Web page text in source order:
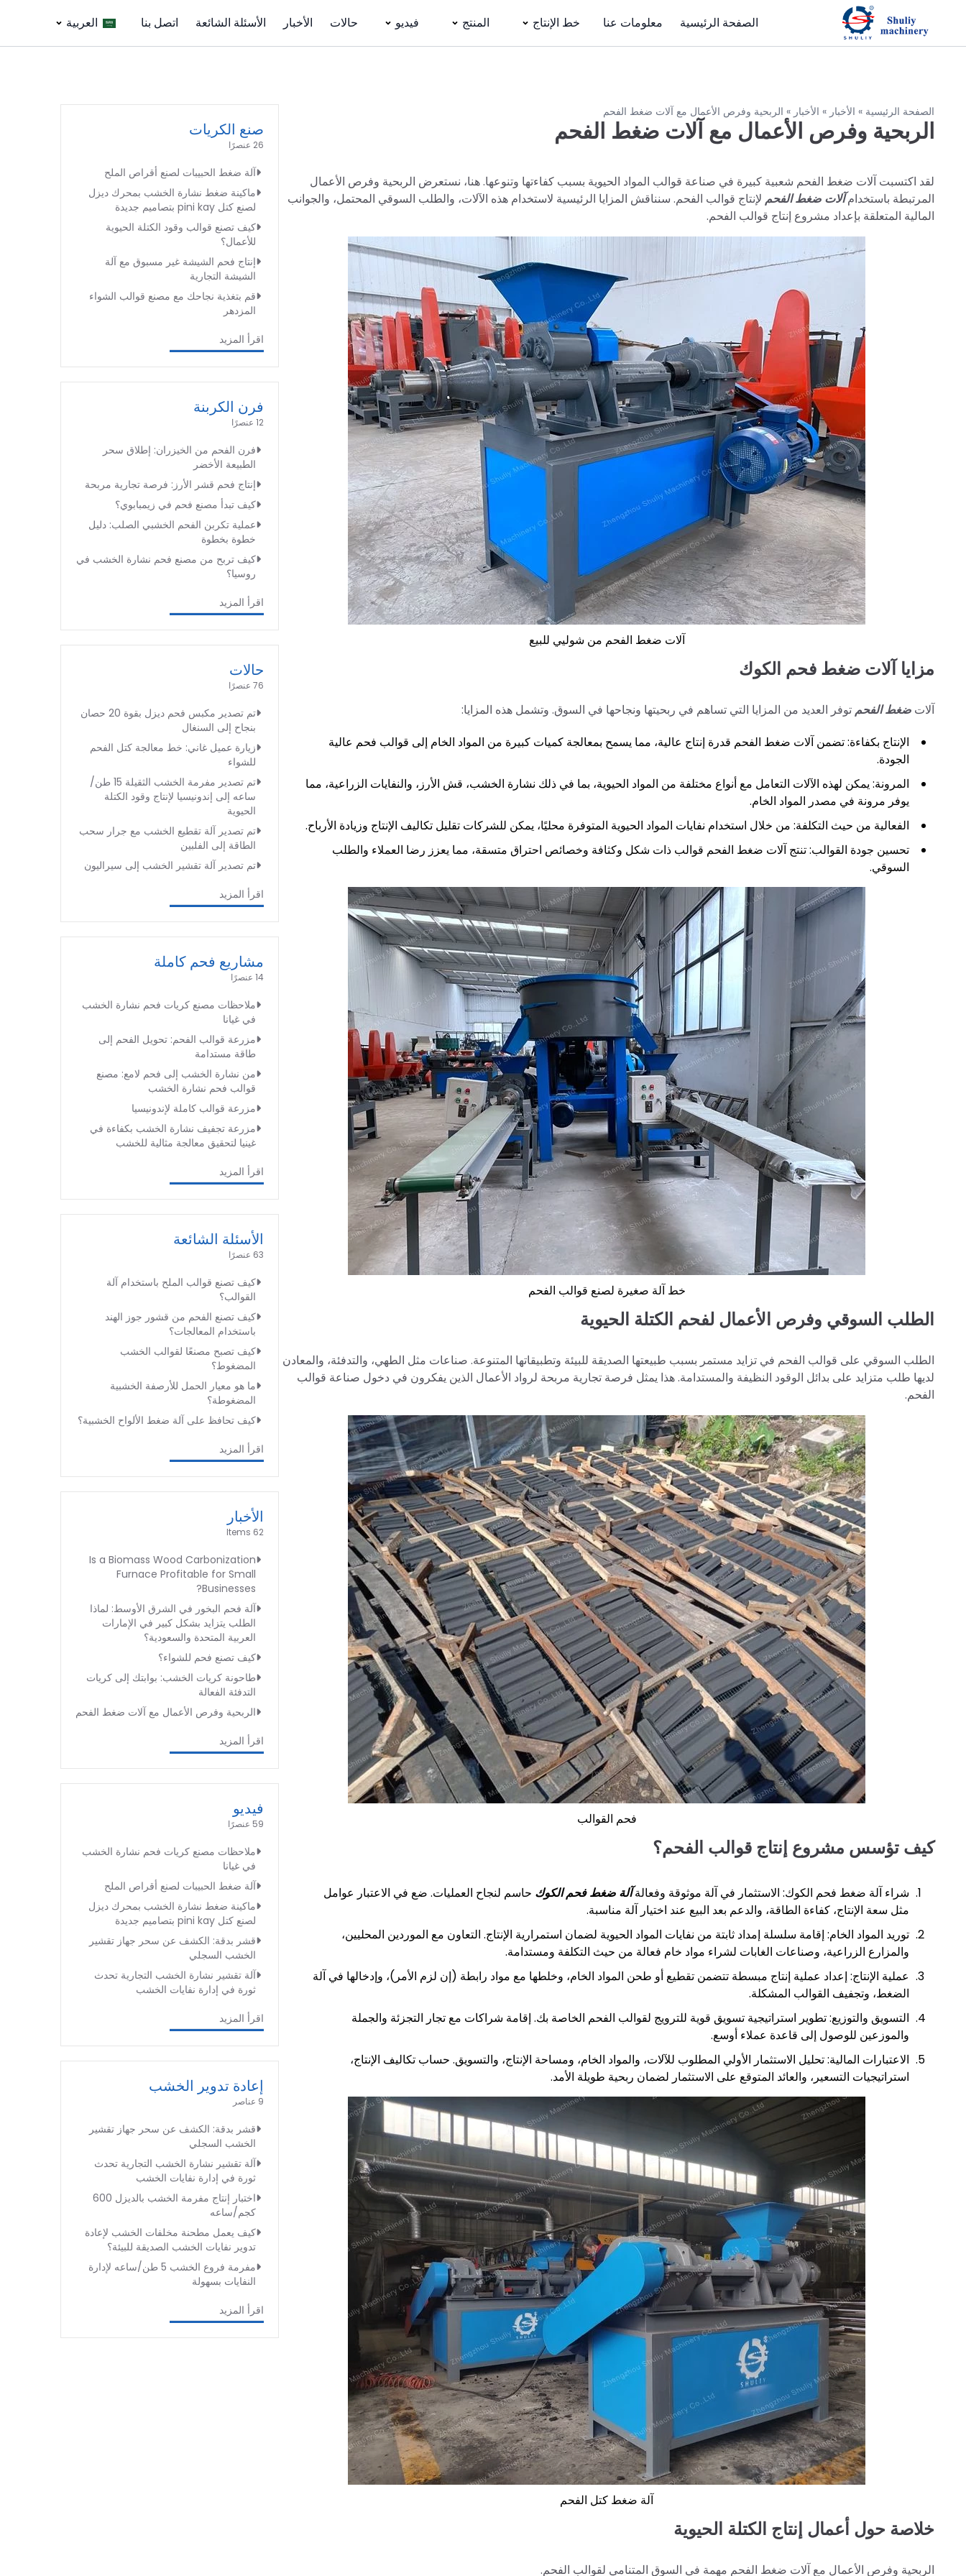
الصفحة الرئيسية معلومات عنا خط الإنتاج المنتج فيديو حالات الأخبار الأسئلة الشائعة اتصل بنا العربية
الصفحة الرئيسية » الأخبار » الأخبار » الربحية وفرص الأعمال مع آلات ضغط الفحم
الربحية وفرص الأعمال مع آلات ضغط الفحم
لقد اكتسبت آلات ضغط الفحم شعبية كبيرة في صناعة قوالب المواد الحيوية بسبب كفاءتها وتنوعها. هنا، نستعرض الربحية وفرص الأعمال
المرتبطة باستخدامآلات ضغط الفحم لإنتاج قوالب الفحم. سنناقش المزايا الرئيسية لاستخدام هذه الآلات، والطلب السوقي المحتمل، والجوانب
المالية المتعلقة بإعداد مشروع إنتاج قوالب الفحم.
آلات ضغط الفحم من شوليي للبيع
مزايا آلات ضغط فحم الكوك
آلات ضغط الفحم توفر العديد من المزايا التي تساهم في ربحيتها ونجاحها في السوق. وتشمل هذه المزايا:
الإنتاج بكفاءة: تضمن آلات ضغط الفحم قدرة إنتاج عالية، مما يسمح بمعالجة كميات كبيرة من المواد الخام إلى قوالب فحم عالية
الجودة.
المرونة: يمكن لهذه الآلات التعامل مع أنواع مختلفة من المواد الحيوية، بما في ذلك نشارة الخشب، قش الأرز، والنفايات الزراعية، مما
يوفر مرونة في مصدر المواد الخام.
الفعالية من حيث التكلفة: من خلال استخدام نفايات المواد الحيوية المتوفرة محليًا، يمكن للشركات تقليل تكاليف الإنتاج وزيادة الأرباح.
تحسين جودة القوالب: تنتج آلات ضغط الفحم قوالب ذات شكل وكثافة وخصائص احتراق متسقة، مما يعزز رضا العملاء والطلب
السوقي.
خط آلة صغيرة لصنع قوالب الفحم
الطلب السوقي وفرص الأعمال لفحم الكتلة الحيوية
الطلب السوقي على قوالب الفحم في تزايد مستمر بسبب طبيعتها الصديقة للبيئة وتطبيقاتها المتنوعة. صناعات مثل الطهي، والتدفئة، والمعادن
لديها طلب متزايد على بدائل الوقود النظيفة والمستدامة. هذا يمثل فرصة تجارية مربحة لرواد الأعمال الذين يفكرون في دخول صناعة قوالب
الفحم.
فحم القوالب
كيف تؤسس مشروع إنتاج قوالب الفحم؟
شراء آلة ضغط فحم الكوك: الاستثمار في آلة موثوقة وفعالةآلة ضغط فحم الكوك حاسم لنجاح العمليات. ضع في الاعتبار عوامل
مثل سعة الإنتاج، كفاءة الطاقة، والدعم بعد البيع عند اختيار آلة مناسبة.
توريد المواد الخام: إقامة سلسلة إمداد ثابتة من نفايات المواد الحيوية لضمان استمرارية الإنتاج. التعاون مع الموردين المحليين،
والمزارع الزراعية، وصناعات الغابات لشراء مواد خام فعالة من حيث التكلفة ومستدامة.
عملية الإنتاج: إعداد عملية إنتاج مبسطة تتضمن تقطيع أو طحن المواد الخام، وخلطها مع مواد رابطة (إن لزم الأمر)، وإدخالها في آلة
الضغط، وتجفيف القوالب المشكلة.
التسويق والتوزيع: تطوير استراتيجية تسويق قوية للترويج لقوالب الفحم الخاصة بك. إقامة شراكات مع تجار التجزئة والجملة
والموزعين للوصول إلى قاعدة عملاء أوسع.
الاعتبارات المالية: تحليل الاستثمار الأولي المطلوب للآلات، والمواد الخام، ومساحة الإنتاج، والتسويق. حساب تكاليف الإنتاج،
استراتيجيات التسعير، والعائد المتوقع على الاستثمار لضمان ربحية طويلة الأمد.
آلة ضغط كتل الفحم
خلاصة حول أعمال إنتاج الكتلة الحيوية
الربحية وفرص الأعمال مع آلات ضغط الفحم مهمة في السوق المتنامي لقوالب الفحم.
صنع الكريات
26 عنصرًا
آلة ضغط الحبيبات لصنع أقراص الملح
ماكينة ضغط نشارة الخشب بمحرك ديزل
لصنع كتل pini kay بتصاميم جديدة
كيف تصنع قوالب وقود الكتلة الحيوية
للأعمال؟
إنتاج فحم الشيشة غير مسبوق مع آلة
الشيشة التجارية
قم بتغذية نجاحك مع مصنع قوالب الشواء
المزدهر
اقرأ المزيد
فرن الكربنة
12 عنصرًا
فرن الفحم من الخيزران: إطلاق سحر
الطبيعة الأخضر
إنتاج فحم قشر الأرز: فرصة تجارية مربحة
كيف تبدأ مصنع فحم في زيمبابوي؟
عملية تكربن الفحم الخشبي الصلب: دليل
خطوة بخطوة
كيف تربح من مصنع فحم نشارة الخشب في
روسيا؟
اقرأ المزيد
حالات
76 عنصرًا
تم تصدير مكبس فحم ديزل بقوة 20 حصان
بنجاح إلى السنغال
زيارة عميل غاني: خط معالجة كتل الفحم
للشواء
تم تصدير مفرمة الخشب الثقيلة 15 طن/
ساعه إلى إندونيسيا لإنتاج وقود الكتلة
الحيوية
تم تصدير آلة تقطيع الخشب مع جرار سحب
الطاقة إلى الفلبين
تم تصدير آلة تقشير الخشب إلى سيراليون
اقرأ المزيد
مشاريع فحم كاملة
14 عنصرًا
ملاحظات مصنع كريات فحم نشارة الخشب
في غيانا
مزرعة قوالب الفحم: تحويل الفحم إلى
طاقة مستدامة
من نشارة الخشب إلى فحم لامع: مصنع
قوالب فحم نشارة الخشب
مزرعة قوالب كاملة لإندونيسيا
مزرعة تجفيف نشارة الخشب بكفاءة في
غينيا لتحقيق معالجة مثالية للخشب
اقرأ المزيد
الأسئلة الشائعة
63 عنصرًا
كيف تصنع قوالب الملح باستخدام آلة
القوالب؟
كيف تصنع الفحم من قشور جوز الهند
باستخدام المعالجات؟
كيف تصبح مصنعًا لقوالب الخشب
المضغوط؟
ما هو معيار الحمل للأرصفة الخشبية
المضغوطة؟
كيف تحافظ على آلة ضغط الألواح الخشبية؟
اقرأ المزيد
الأخبار
62 Items
Is a Biomass Wood Carbonization
Furnace Profitable for Small
Businesses?
آلة فحم البخور في الشرق الأوسط: لماذا
الطلب يتزايد بشكل كبير في الإمارات
العربية المتحدة والسعودية؟
كيف تصنع فحم للشواء؟
طاحونة كريات الخشب: بوابتك إلى كريات
التدفئة الفعالة
الربحية وفرص الأعمال مع آلات ضغط الفحم
اقرأ المزيد
فيديو
59 عنصرًا
ملاحظات مصنع كريات فحم نشارة الخشب
في غيانا
آلة ضغط الحبيبات لصنع أقراص الملح
ماكينة ضغط نشارة الخشب بمحرك ديزل
لصنع كتل pini kay بتصاميم جديدة
قشر بدقة: الكشف عن سحر جهاز تقشير
الخشب السجلي
آلة تقشير نشارة الخشب التجارية تحدث
ثورة في إدارة نفايات الخشب
اقرأ المزيد
إعادة تدوير الخشب
9 عناصر
قشر بدقة: الكشف عن سحر جهاز تقشير
الخشب السجلي
آلة تقشير نشارة الخشب التجارية تحدث
ثورة في إدارة نفايات الخشب
اختبار إنتاج مفرمة الخشب بالديزل 600
كجم/ساعه
كيف يعمل مطحنة مخلفات الخشب لإعادة
تدوير نفايات الخشب الصديقة للبيئة؟
مفرمة فروع الخشب 5 طن/ساعه لإدارة
النفايات بسهولة
اقرأ المزيد